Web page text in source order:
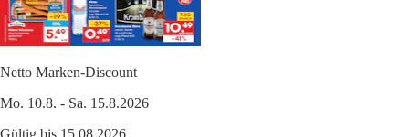
Netto Marken-Discount
Mo. 10.8. - Sa. 15.8.2026
Gültig bis 15.08.2026